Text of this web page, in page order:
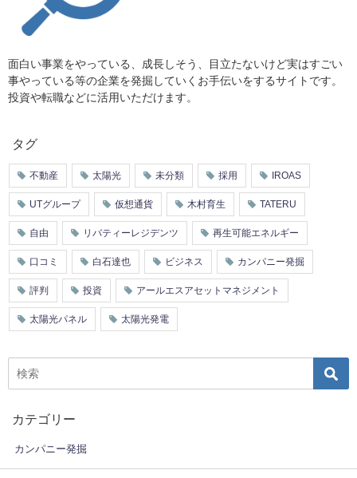
面白い事業をやっている、成長しそう、目立たないけど実はすごい
事やっている等の企業を発掘していくお手伝いをするサイトです。
投資や転職などに活用いただけます。
タグ
不動産 太陽光 未分類 採用 IROAS
UTグループ 仮想通貨 木村育生 TATERU
自由 リバティーレジデンツ 再生可能エネルギー
口コミ 白石達也 ビジネス カンパニー発掘
評判 投資 アールエスアセットマネジメント
太陽光パネル 太陽光発電
カテゴリー
カンパニー発掘